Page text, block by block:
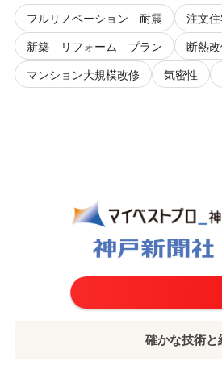
フルリノベーション 耐震 注文
新築 リフォーム プラン
断熱
マンション大規模改修
気密性
確かな技術